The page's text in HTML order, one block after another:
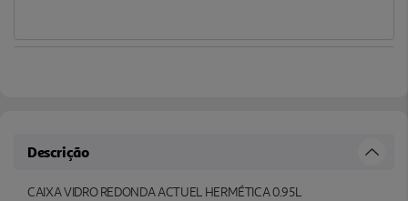
Descrição
CAIXA VIDRO REDONDA ACTUEL HERMÉTICA 0.95L